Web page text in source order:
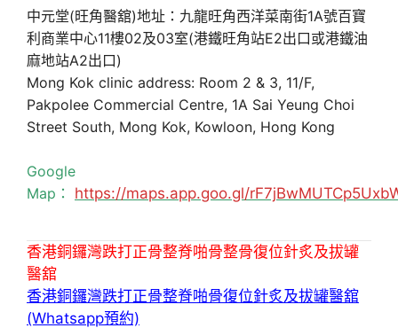
中元堂(旺角醫舘)地址：九龍旺角西洋菜南街1A號百寶
利商業中心11樓02及03室(港鐵旺角站E2出口或港鐵油
麻地站A2出口)
Mong Kok clinic address: Room 2 & 3, 11/F,
Pakpolee Commercial Centre, 1A Sai Yeung Choi
Street South, Mong Kok, Kowloon, Hong Kong
Google
Map： https://maps.app.goo.gl/
香港銅鑼灣跌打正骨整脊啪骨整骨復位針炙及拔罐
醫舘
香港銅鑼灣跌打正骨整脊啪骨復位針炙及拔罐醫舘
(Whatsapp預約)